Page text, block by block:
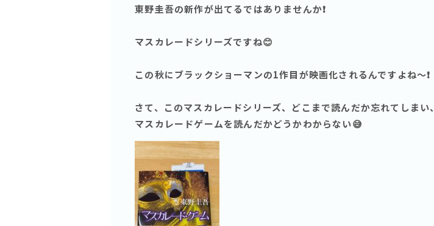
東野圭吾の新作が出てるではありませんか❗️
マスカレードシリーズですね😊
この秋にブラックショーマンの1作目が映画化されるんですよね〜❗️
さて、このマスカレードシリーズ、どこまで読んだか忘れてしまい、
マスカレードゲームを読んだかどうかわからない😅